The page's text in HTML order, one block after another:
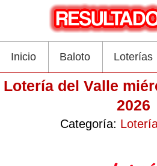
Inicio Baloto Loterías
Lotería del Valle
2026
Categoría: